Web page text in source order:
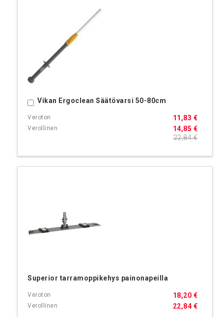
Vikan Ergoclean Säätövarsi 50-80cm
14,85 €
11,83 €
22,84 €
Ostoskoriin
Superior tarramoppikehys painonapeilla
22,84 €
18,20 €